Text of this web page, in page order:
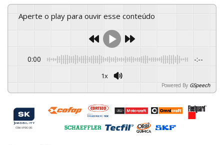
Aperte o play para ouvir esse conteúdo
0:00 -:--
1x
Powered By GSpeech